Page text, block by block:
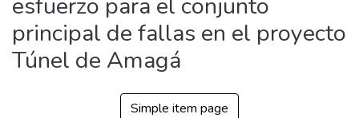
principal de fallas en el proyecto
Túnel de Amagá
Simple item page